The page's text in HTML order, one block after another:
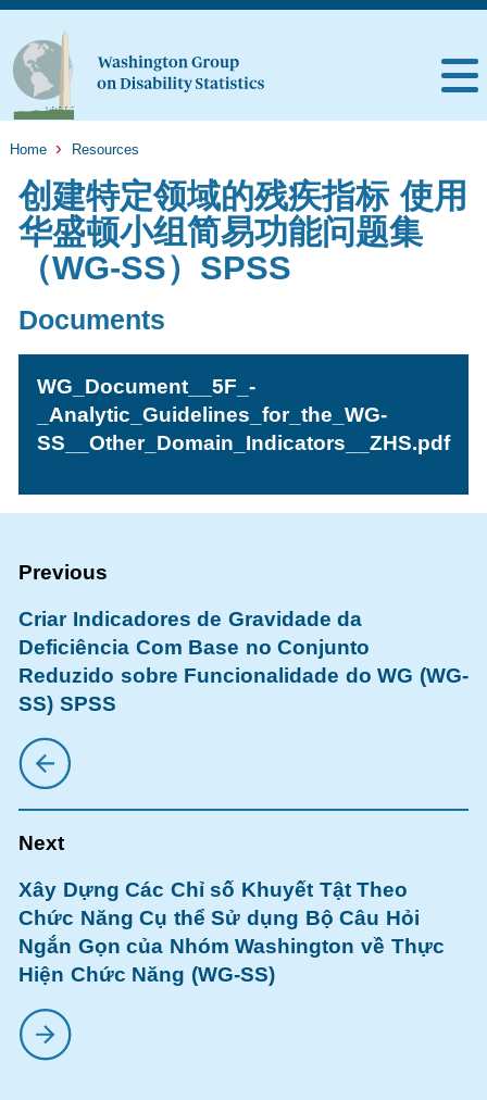
Home Resources
创建特定领域的残疾指标 使用
华盛顿小组简易功能问题集
（WG-SS）SPSS
Documents
WG_Document__5F_-
_Analytic_Guidelines_for_the_WG-
SS__Other_Domain_Indicators__ZHS.pdf
Criar Indicadores de Gravidade da
Deficiência Com Base no Conjunto
Reduzido sobre Funcionalidade do WG (WG-
SS) SPSS
Xây Dựng Các Chỉ số Khuyết Tật Theo
Chức Năng Cụ thể Sử dụng Bộ Câu Hỏi
Ngắn Gọn của Nhóm Washington về Thực
Hiện Chức Năng (WG-SS)